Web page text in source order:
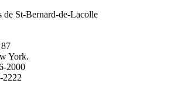
de St-Bernard-de-Lacolle
York.
2000
2222